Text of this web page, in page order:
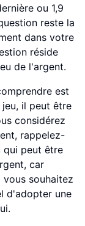
ou 1,9
reste la
dans votre
réside
de l'argent.
est
il peut être
considérez
rappelez-
qui peut être
car
souhaitez
d'adopter une